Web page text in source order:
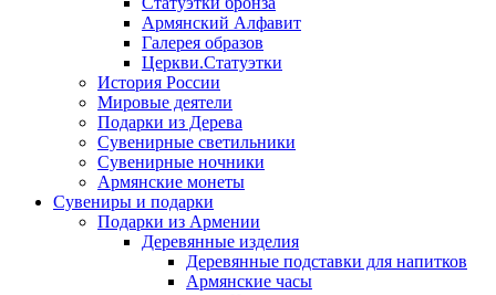
Армянский Алфавит
Галерея образов
Церкви.Статуэтки
История России
Мировые деятели
Подарки из Дерева
Сувенирные светильники
Сувенирные ночники
Армянские монеты
Сувениры и подарки
Подарки из Армении
Деревянные изделия
Деревянные подставки для напитков
Армянские часы